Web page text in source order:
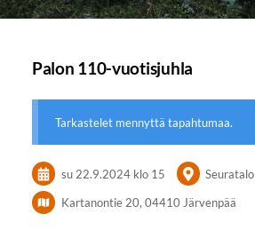
Palon 110-vuotisjuhla
Tarkastelet mennyttä tapahtumaa.
su 22.9.2024 klo 15 Seuratalo
Kartanontie 20, 04410 Järvenpää